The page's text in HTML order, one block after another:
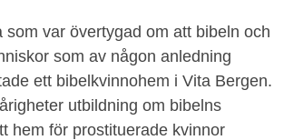
var övertygad om att bibeln och
som av någon anledning
ett bibelkvinnohem i Vita Bergen.
utbildning om bibelns
hem för prostituerade kvinnor